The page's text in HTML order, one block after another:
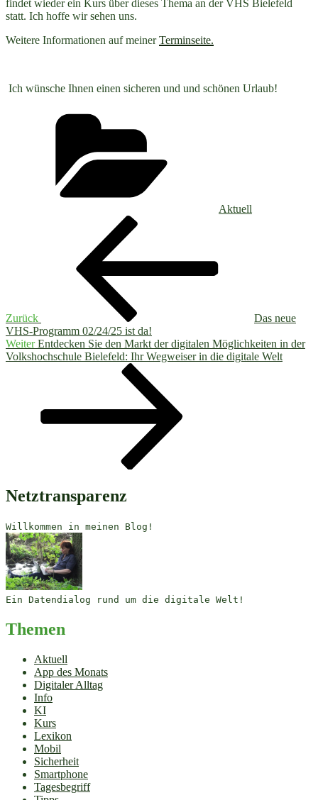
findet wieder ein Kurs über dieses Thema an der VHS Bielefeld
statt. Ich hoffe wir sehen uns.
Weitere Informationen auf meinerTerminseite.
Ich wünsche Ihnen einen sicheren und und schönen Urlaub!
Aktuell
Beitragsnavigation
Zurück
Das neue
VHS-Programm 02/24/25 ist da!
Nächster
Beitrag
Weiter Entdecken Sie den Markt der digitalen Möglichkeiten in der
Volkshochschule Bielefeld: Ihr Wegweiser in die digitale Welt
Netztransparenz
Willkommen in meinen Blog!
Ein Datendialog rund um die digitale Welt!
Themen
Aktuell
App des Monats
Digitaler Alltag
Info
KI
Kurs
Lexikon
Mobil
Sicherheit
Smartphone
Tagesbegriff